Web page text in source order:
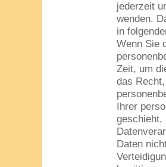
jederzeit
wenden.
in
Wenn Sie
Zeit, um
das
Ihrer
geschieht,
Daten